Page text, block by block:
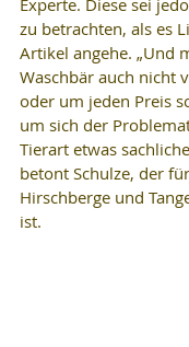
Experte. Diese sei
zu betrachten, als es
Artikel angehe. „Und
Waschbär auch nicht
oder um jeden Preis
um sich der
Tierart etwas
betont Schulze, der
Hirschberge und
ist.